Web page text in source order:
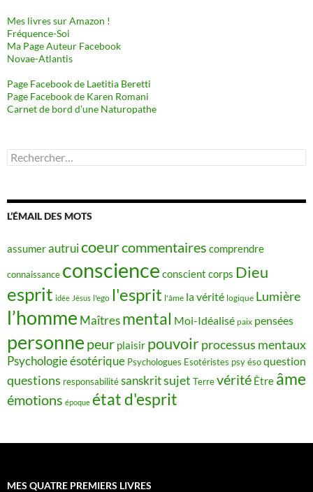
Mes livres sur Amazon !
Fréquence-Soi
Ma Page Auteur Facebook
Novae-Atlantis
Page Facebook de Laetitia Beretti
Page Facebook de Karen Romani
Carnet de bord d’une Naturopathe
Rechercher :
L’ÉMAIL DES MOTS
assumerautruicoeurcommentaires comprendre
connaissance conscience conscient corps Dieu
esprit idée Jésus l'ego l'esprit l'âme la vérité logique Lumière
l’homme Maîtres mental Moi-Idéalisé paix pensées
personne peur plaisir pouvoirprocessus mentaux
Psychologie ésotérique Psychologues Esotéristes psy ésoquestion
questions responsabilitésanskritsujet Terrevérité Être âme
émotions époque état d'esprit
MES QUATRE PREMIERS LIVRES